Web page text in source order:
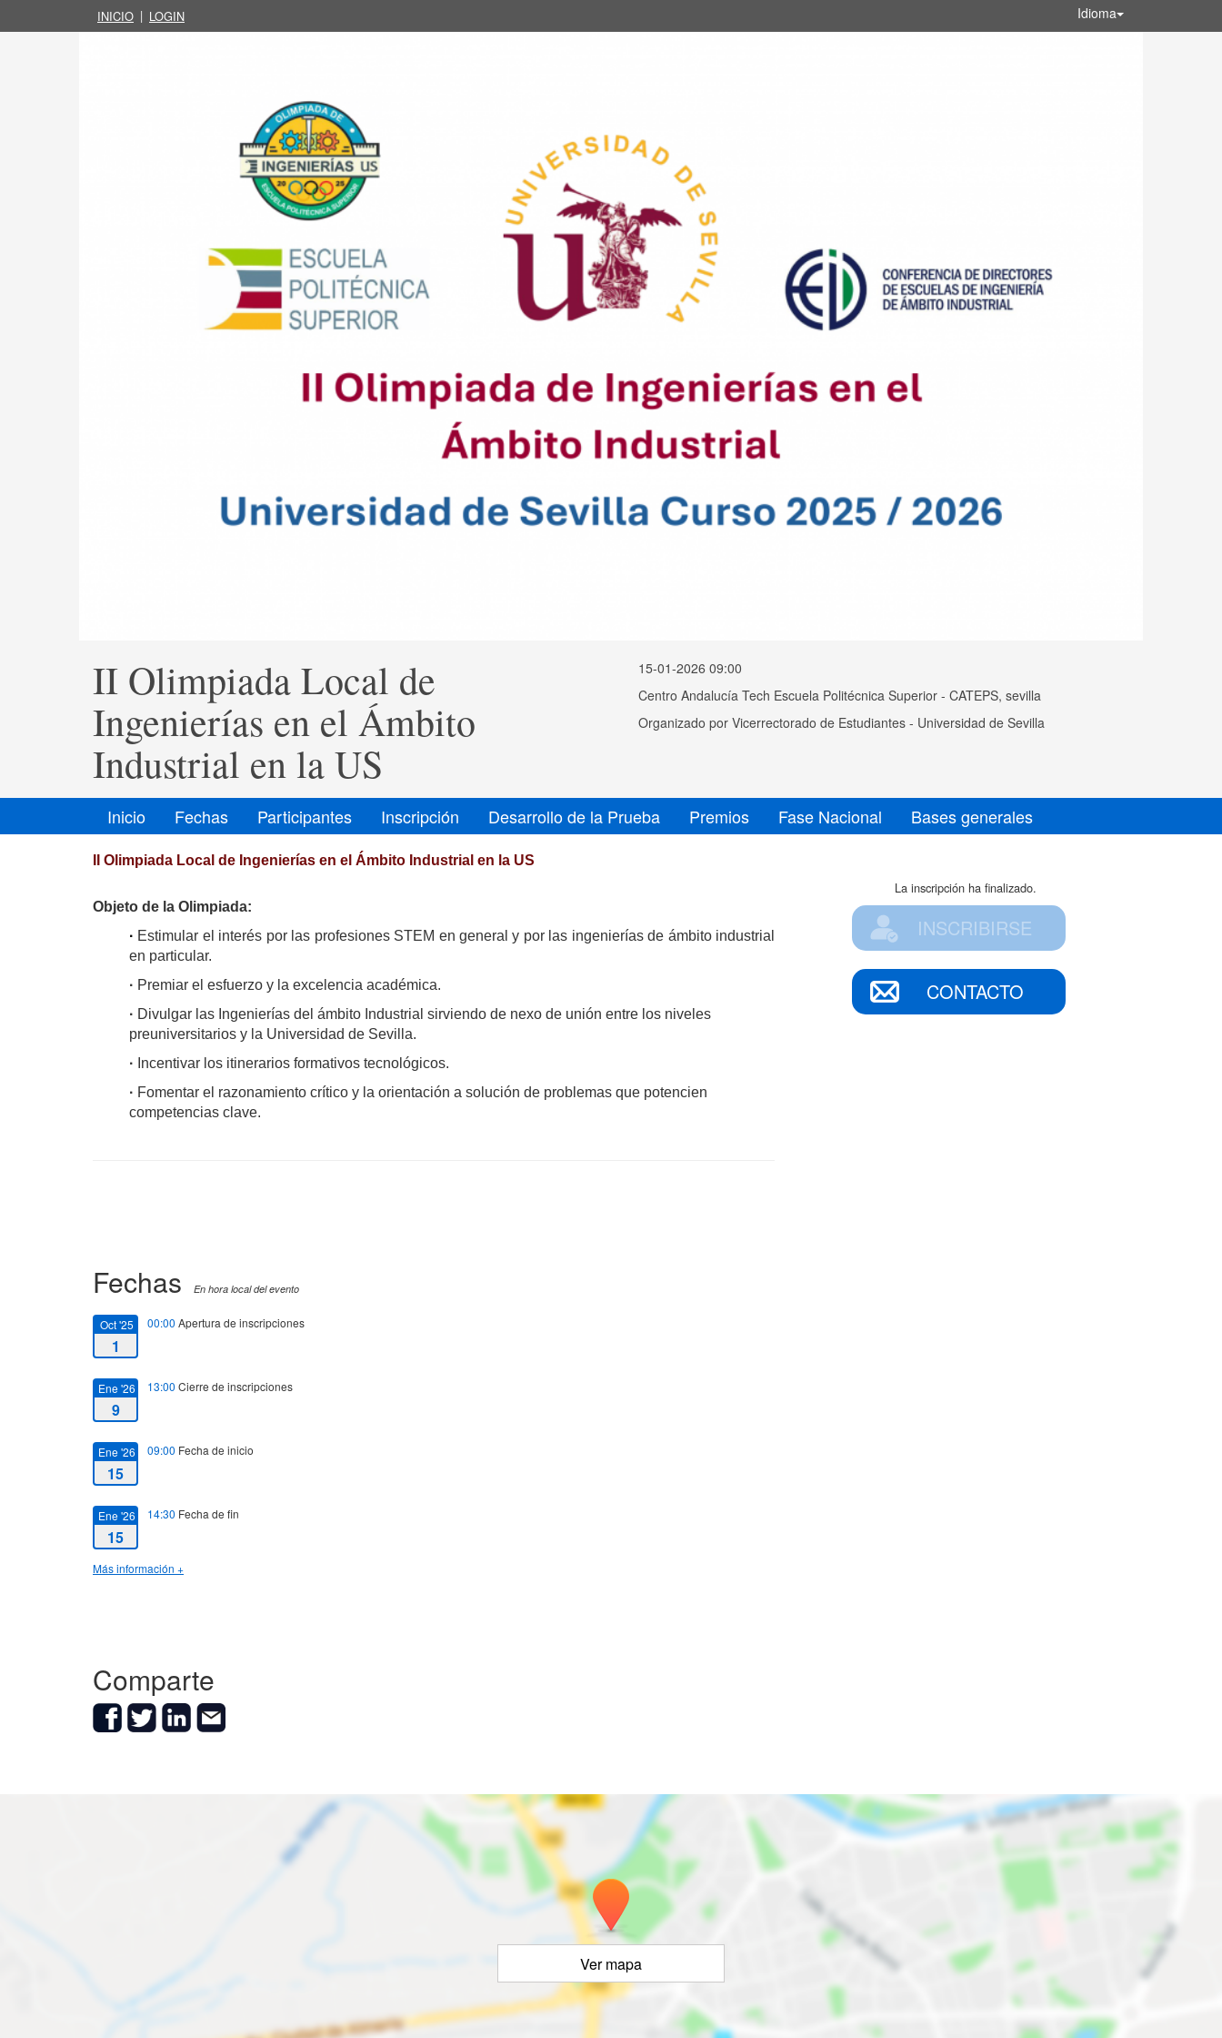
INICIO | LOGIN Idioma
II Olimpiada Local de
Ingenierías en el Ámbito
Industrial en la US
15-01-2026 09:00
Centro Andalucía Tech Escuela Politécnica Superior - CATEPS, sevilla
Organizado por Vicerrectorado de Estudiantes - Universidad de Sevilla
Inicio Fechas Participantes Inscripción Desarrollo de la Prueba Premios Fase Nacional Bases generales
La inscripción ha finalizado.
INSCRIBIRSE
CONTACTO
II Olimpiada Local de Ingenierías en el Ámbito Industrial en la US
Objeto de la Olimpiada:
· Estimular el interés por las profesiones STEM en general y por las ingenierías de ámbito industrial
en particular.
· Premiar el esfuerzo y la excelencia académica.
· Divulgar las Ingenierías del ámbito Industrial sirviendo de nexo de unión entre los niveles
preuniversitarios y la Universidad de Sevilla.
· Incentivar los itinerarios formativos tecnológicos.
· Fomentar el razonamiento crítico y la orientación a solución de problemas que potencien
competencias clave.
Fechas En hora local del evento
Oct '25
1
00:00 Apertura de inscripciones
Ene '26
9
13:00 Cierre de inscripciones
Ene '26
15
09:00 Fecha de inicio
Ene '26
15
14:30 Fecha de fin
Más información +
Comparte
Ver mapa